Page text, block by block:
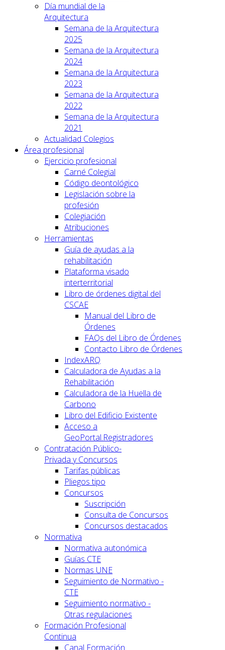
Día mundial de la
Arquitectura
Semana de la Arquitectura
2025
Semana de la Arquitectura
2024
Semana de la Arquitectura
2023
Semana de la Arquitectura
2022
Semana de la Arquitectura
2021
Actualidad Colegios
Área profesional
Ejercicio profesional
Carné Colegial
Código deontológico
Legislación sobre la
profesión
Colegiación
Atribuciones
Herramientas
Guía de ayudas a la
rehabilitación
Plataforma visado
interterritorial
Libro de órdenes digital del
CSCAE
Manual del Libro de
Órdenes
FAQs del Libro de Órdenes
Contacto Libro de Órdenes
IndexARQ
Calculadora de Ayudas a la
Rehabilitación
Calculadora de la Huella de
Carbono
Libro del Edificio Existente
Acceso a
GeoPortal.Registradores
Contratación Público-
Privada y Concursos
Tarifas públicas
Pliegos tipo
Concursos
Suscripción
Consulta de Concursos
Concursos destacados
Normativa
Normativa autonómica
Guías CTE
Normas UNE
Seguimiento de Normativo -
CTE
Seguimiento normativo -
Otras regulaciones
Formación Profesional
Continua
Canal Formación